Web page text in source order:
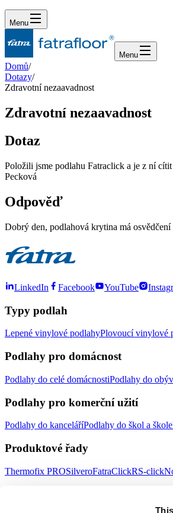
Menu
Menu
Domů/
Dotazy/
Zdravotní nezaavadnost
Zdravotní nezaavadnost
Dotaz
Položili jsme podlahu Fatraclick a je z ní
Pecková
Odpověď
Dobrý den, podlahová krytina má
LinkedIn Facebook YouTube
Typy podlah
Lepené vinylové podlahyPlovoucí vinylové
Podlahy pro domácnost
Podlahy do celé domácnostiPodlahy do
Podlahy pro komerční užití
Podlahy do kanceláříPodlahy do škol a
Produktové řady
Thermofix PROSilveroFatraClickRS-click